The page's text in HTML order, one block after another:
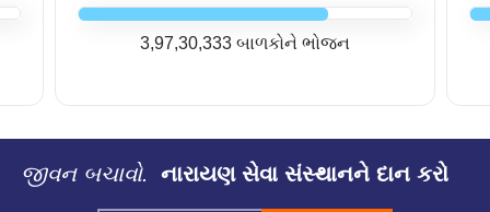
3,97,30,333 બાળકોને ભોજન
જીવન બચાવો. નારાયણ સેવા સંસ્થાનને દાન કરો